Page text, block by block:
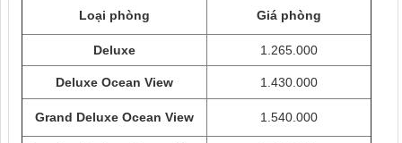
Loại phòng Giá phòng
Deluxe 1.265.000
Deluxe Ocean View 1.430.000
Grand Deluxe Ocean View 1.540.000